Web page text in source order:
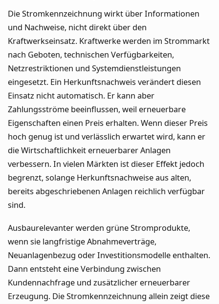
Die Stromkennzeichnung wirkt über Informationen
und Nachweise, nicht direkt über den
Kraftwerkseinsatz. Kraftwerke werden im Strommarkt
nach Geboten, technischen Verfügbarkeiten,
Netzrestriktionen und Systemdienstleistungen
eingesetzt. Ein Herkunftsnachweis verändert diesen
Einsatz nicht automatisch. Er kann aber
Zahlungsströme beeinflussen, weil erneuerbare
Eigenschaften einen Preis erhalten. Wenn dieser Preis
hoch genug ist und verlässlich erwartet wird, kann er
die Wirtschaftlichkeit erneuerbarer Anlagen
verbessern. In vielen Märkten ist dieser Effekt jedoch
begrenzt, solange Herkunftsnachweise aus alten,
bereits abgeschriebenen Anlagen reichlich verfügbar
sind.
Ausbaurelevanter werden grüne Stromprodukte,
wenn sie langfristige Abnahmeverträge,
Neuanlagenbezug oder Investitionsmodelle enthalten.
Dann entsteht eine Verbindung zwischen
Kundennachfrage und zusätzlicher erneuerbarer
Erzeugung. Die Stromkennzeichnung allein zeigt diese